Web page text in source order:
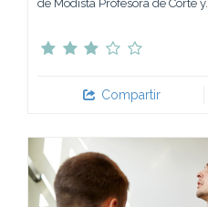
de Modista Profesora de Corte y...
Compartir